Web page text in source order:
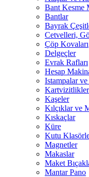
Bant Kesme
Bantlar
Bayrak
Cetvelleri,
Çöp Kovaları
Delgeçler
Evrak Rafları
Hesap
Istampalar
Kartvizitlikler
Kaşeler
Kılçıklar ve
Kıskaçlar
Küre
Kutu
Magnetler
Makaslar
Maket
Mantar Pano